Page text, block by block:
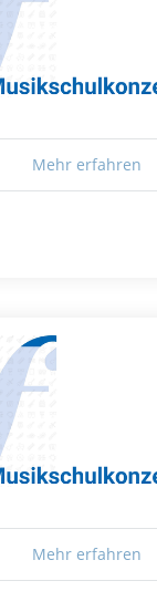
Mehr erfahren
Mehr erfahren